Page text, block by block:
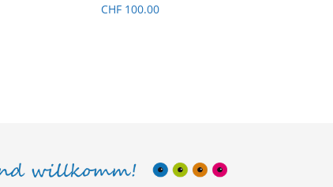
CHF100.00